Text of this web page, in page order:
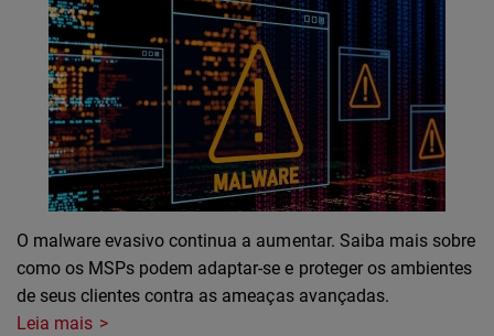
O malware evasivo continua a aumentar. Saiba mais sobre
como os MSPs podem adaptar-se e proteger os ambientes
de seus clientes contra as ameaças avançadas.
Leia mais